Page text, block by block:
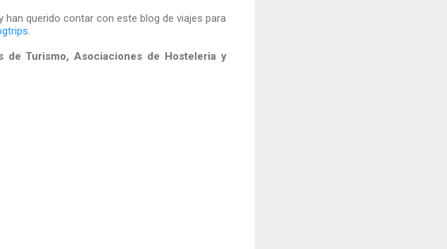
querido contar con este blog de viajes para
.
de Turismo, Asociaciones de Hosteleria y